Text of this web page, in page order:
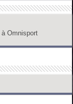
à Omnisport